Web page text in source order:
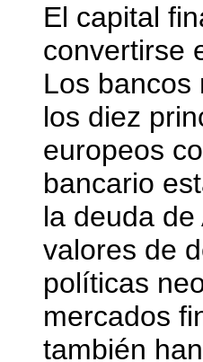
El capital
convertirse
Los bancos
los diez
europeos
bancario
la deuda
valores de
políticas
mercados
también